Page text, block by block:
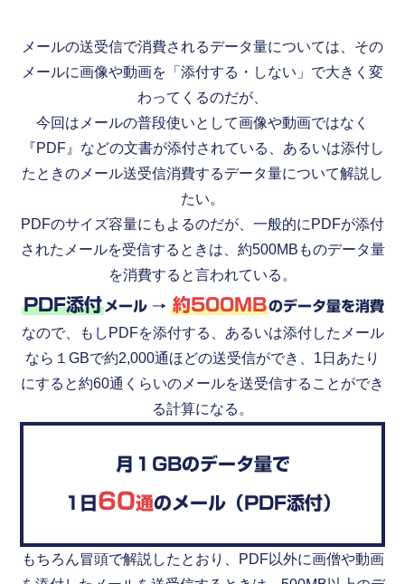
メールの送受信で消費されるデータ量については、その
メールに画像や動画を「添付する・しない」で大きく変
わってくるのだが、
今回はメールの普段使いとして画像や動画ではなく
『PDF』などの文書が添付されている、あるいは添付し
たときのメール送受信消費するデータ量について解説し
たい。
PDFのサイズ容量にもよるのだが、一般的にPDFが添付
されたメールを受信するときは、約500MBものデータ量
を消費すると言われている。
PDF添付メール → 約500MBのデータ量を消費
なので、もしPDFを添付する、あるいは添付したメール
なら１GBで約2,000通ほどの送受信ができ、1日あたり
にすると約60通くらいのメールを送受信することができ
る計算になる。
月１GBのデータ量で
1日 60通のメール（PDF添付）
もちろん冒頭で解説したとおり、PDF以外に画僧や動画